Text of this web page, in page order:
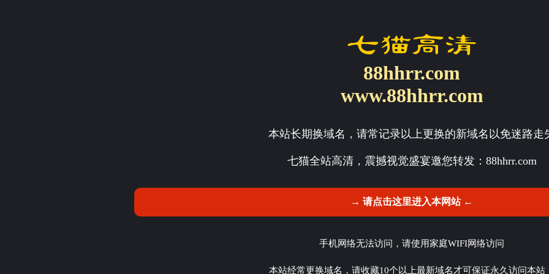
88hhrr.com
www.88hhrr.com
本站长期换域名，请常记录以上更换的新域名以免迷路走
七猫全站高清，震撼视觉盛宴邀您转发： 88hhrr.com
→ 请点击这里进入本网站 ←
手机网络无法访问，请使用家庭WIFI网络访问
本站经常更换域名，请收藏10个以上最新域名才可保证永久访问本站